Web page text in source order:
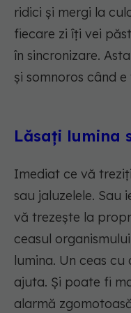
ridici și mergi la
fiecare zi îți vei
în sincronizare.
și somnoros când
Lăsați lumina
Imediat ce vă
sau jaluzelele. Sau
vă trezește la
ceasul
lumina. Un ceas
ajuta. Și poate fi
alarmă